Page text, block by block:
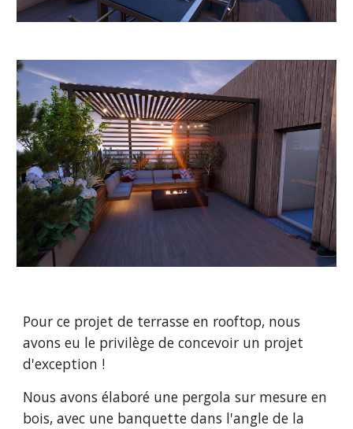
Pour ce projet de terrasse en rooftop, nous
avons eu le privilège de concevoir un projet
d'exception !
Nous avons élaboré une pergola sur mesure en
bois, avec une banquette dans l'angle de la